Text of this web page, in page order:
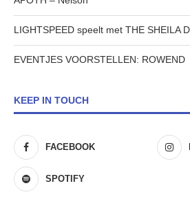
LIGHTSPEED speelt met THE SHEILA
EVENTJES VOORSTELLEN: ROWEND
KEEP IN TOUCH
FACEBOOK
SPOTIFY